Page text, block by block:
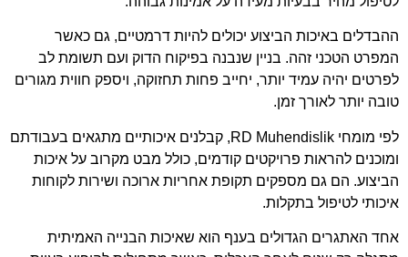
ההבדלים באיכות הביצוע יכולים להיות דרמטיים, גם כאשר
המפרט הטכני זהה. בניין שנבנה בפיקוח הדוק ועם תשומת לב
לפרטים יהיה עמיד יותר, יחייב פחות תחזוקה, ויספק חווית מגורים
טובה יותר לאורך זמן.
לפי מומחי RD Muhendislik, קבלנים איכותיים מתגאים בעבודתם
ומוכנים להראות פרויקטים קודמים, כולל מבט מקרוב על איכות
הביצוע. הם גם מספקים תקופת אחריות ארוכה ושירות לקוחות
איכותי לטיפול בתקלות.
אחד האתגרים הגדולים בענף הוא שאיכות הבנייה האמיתית